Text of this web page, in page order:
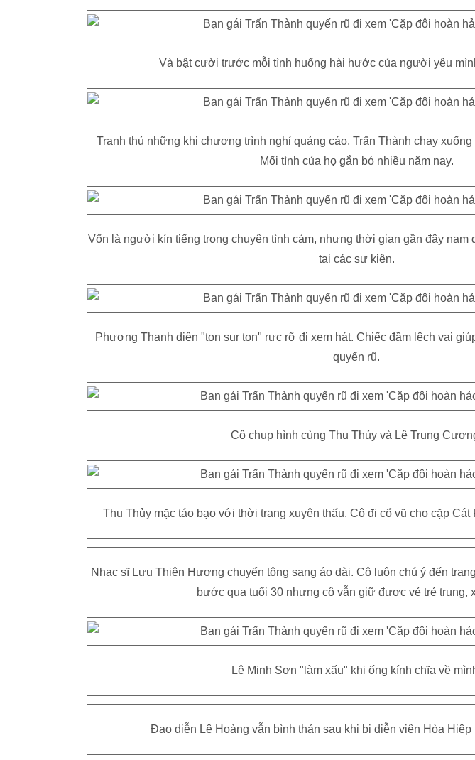
Và bật cười trước mỗi tình huống hài hước của người yêu
Tranh thủ những khi chương trình nghỉ quảng cáo, Trấn Thành chạy
Mối tình của họ gắn bó nhiều năm nay.
Vốn là người kín tiếng trong chuyện tình cảm, nhưng thời gian gần đây nam
tại các sự kiện.
Phương Thanh diện "ton sur ton" rực rỡ đi xem hát. Chiếc đầm lệch vai
quyến rũ.
Cô chụp hình cùng Thu Thủy và Lê Trung
Thu Thủy mặc táo bạo với thời trang xuyên thấu. Cô đi cổ vũ cho cặp
Nhạc sĩ Lưu Thiên Hương chuyển tông sang áo dài. Cô luôn chú ý đến
bước qua tuổi 30 nhưng cô vẫn giữ được vẻ trẻ trung,
Lê Minh Sơn "làm xấu" khi ống kính chĩa về
Đạo diễn Lê Hoàng vẫn bình thản sau khi bị diễn viên Hòa Hiệp